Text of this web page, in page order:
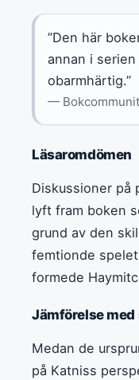
”Den här
annan i
obarmhärtig.”
—
Läsaromdömen
Diskussioner på
lyft fram boken
grund av den
femtionde
formede
Jämförelse med
Medan de
på Katniss